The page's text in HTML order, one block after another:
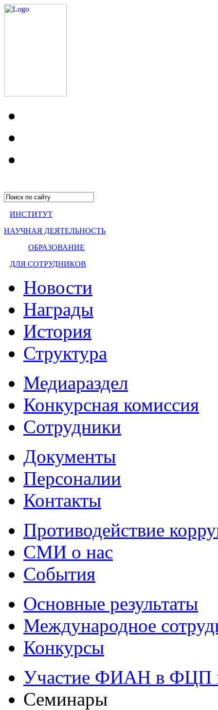
ИНСТИТУТ
НАУЧНАЯ ДЕЯТЕЛЬНОСТЬ
ОБРАЗОВАНИЕ
ДЛЯ СОТРУДНИКОВ
Новости
Награды
История
Структура
Медиараздел
Конкурсная комиссия
Сотрудники
Документы
Персоналии
Контакты
Противодействие
СМИ о нас
События
Основные результаты
Международное
Конкурсы
Участие ФИАН в ФЦП
Семинары